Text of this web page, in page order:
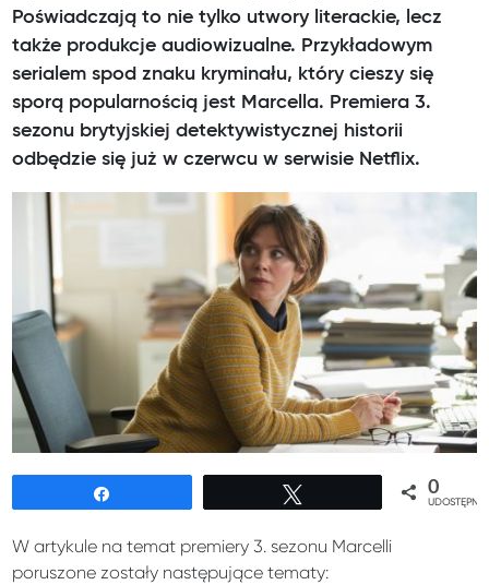
Poświadczają to nie tylko utwory literackie, lecz
także produkcje audiowizualne. Przykładowym
serialem spod znaku kryminału, który cieszy się
sporą popularnością jest Marcella. Premiera 3.
sezonu brytyjskiej detektywistycznej historii
odbędzie się już w czerwcu w serwisie Netflix.
0
W artykule na temat premiery 3. sezonu Marcelli
poruszone zostały następujące tematy: